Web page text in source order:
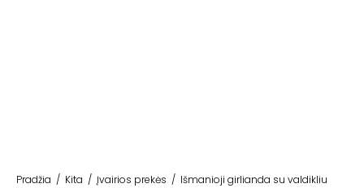
Pradžia / Kita / Įvairios prekės / Išmanioji girlianda su valdikliu